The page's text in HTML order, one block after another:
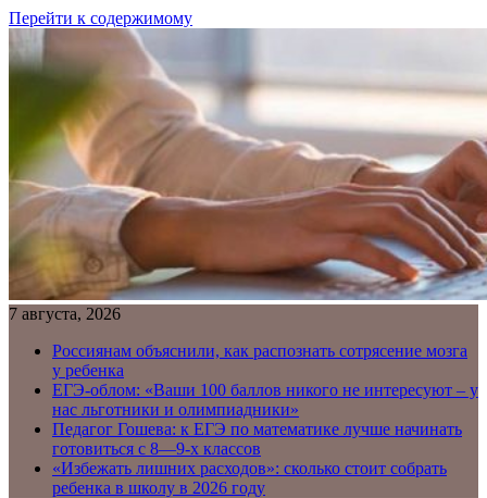
Перейти к содержимому
7 августа, 2026
Россиянам объяснили, как распознать сотрясение мозга
у ребенка
ЕГЭ-облом: «Ваши 100 баллов никого не интересуют – у
нас льготники и олимпиадники»
Педагог Гошева: к ЕГЭ по математике лучше начинать
готовиться с 8—9-х классов
«Избежать лишних расходов»: сколько стоит собрать
ребенка в школу в 2026 году